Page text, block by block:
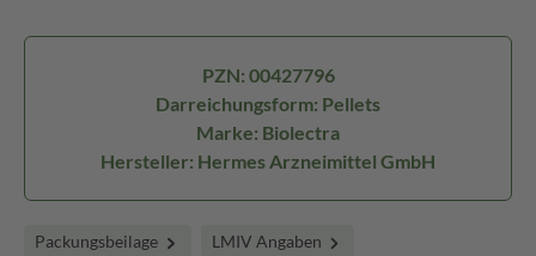
PZN: 00427796
Darreichungsform: Pellets
Marke: Biolectra
Hersteller: Hermes Arzneimittel GmbH
Packungsbeilage LMIV Angaben